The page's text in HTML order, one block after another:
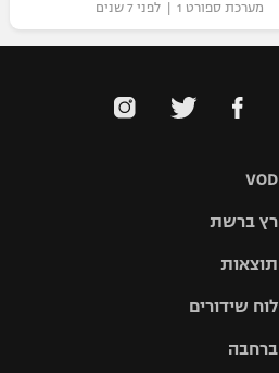
מערכת ספורט 1 | לפני 7 שנים
VOD
רץ ברשת
תוצאות
לוח שידורים
ברחבה